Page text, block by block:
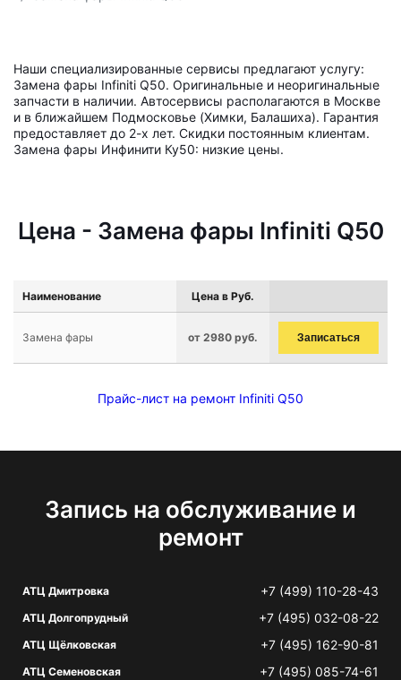
Наши специализированные сервисы предлагают услугу:
Замена фары Infiniti Q50. Оригинальные и неоригинальные
запчасти в наличии. Автосервисы располагаются в Москве
и в ближайшем Подмосковье (Химки, Балашиха). Гарантия
предоставляет до 2-х лет. Скидки постоянным клиентам.
Замена фары Инфинити Ку50: низкие цены.
Цена - Замена фары Infiniti Q50
Наименование Цена в Руб.
Замена фары от 2980 руб. Записаться
Прайс-лист на ремонт Infiniti Q50
Запись на обслуживание и
ремонт
АТЦ Дмитровка +7 (499) 110-28-43
АТЦ Долгопрудный +7 (495) 032-08-22
АТЦ Щёлковская +7 (495) 162-90-81
АТЦ Семеновская +7 (495) 085-74-61